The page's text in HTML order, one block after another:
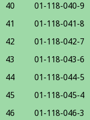
40
01-118-040-9
41
01-118-041-8
42
01-118-042-7
43
01-118-043-6
44
01-118-044-5
45
01-118-045-4
46
01-118-046-3